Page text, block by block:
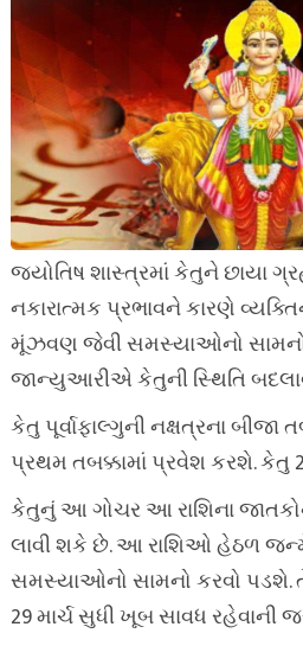
જ્યોતિષ શાસ્ત્રમાં કેતુને છાયા
નકારાત્મક પ્રભાવને કારણે
મૂંઝવણ જેવી સમસ્યાઓનો સામનો
જાન્યુઆરીએ કેતુની સ્થિતિ
કેતુ પૂર્વાફાલ્ગુની નક્ષત્રના બીજા
પ્રથમ તબક્કામાં પ્રવેશ કરશે. કેતુ
કેતુનું આ ગોચર આ રાશિના
લાવી શકે છે. આ રાશિઓ હેઠળ
સમસ્યાઓનો સામનો કરવો પડશે.
29 માર્ચ સુધી ખૂબ સાવધ રહેવાની